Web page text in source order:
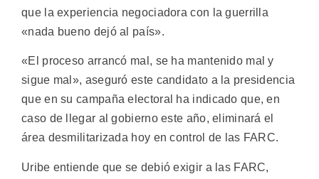
que la experiencia negociadora con la guerrilla
«nada bueno dejó al país».
«El proceso arrancó mal, se ha mantenido mal y
sigue mal», aseguró este candidato a la presidencia
que en su campaña electoral ha indicado que, en
caso de llegar al gobierno este año, eliminará el
área desmilitarizada hoy en control de las FARC.
Uribe entiende que se debió exigir a las FARC,